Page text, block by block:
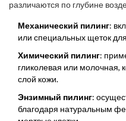
различаются по глубине
Механический пилинг:
или специальных щеток
Химический пилинг:
гликолевая или молочная,
слой кожи.
Энзимный пилинг:
благодаря натуральным